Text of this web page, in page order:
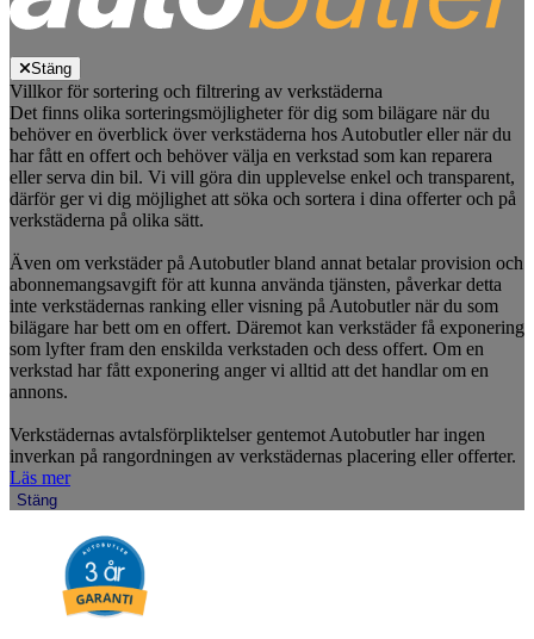
Stäng
Villkor för sortering och filtrering av verkstäderna
Det finns olika sorteringsmöjligheter för dig som bilägare när du
behöver en överblick över verkstäderna hos Autobutler eller när du
har fått en offert och behöver välja en verkstad som kan reparera
eller serva din bil. Vi vill göra din upplevelse enkel och transparent,
därför ger vi dig möjlighet att söka och sortera i dina offerter och på
verkstäderna på olika sätt.
Även om verkstäder på Autobutler bland annat betalar provision och
abonnemangsavgift för att kunna använda tjänsten, påverkar detta
inte verkstädernas ranking eller visning på Autobutler när du som
bilägare har bett om en offert. Däremot kan verkstäder få exponering
som lyfter fram den enskilda verkstaden och dess offert. Om en
verkstad har fått exponering anger vi alltid att det handlar om en
annons.
Verkstädernas avtalsförpliktelser gentemot Autobutler har ingen
inverkan på rangordningen av verkstädernas placering eller offerter.
Läs mer
Stäng